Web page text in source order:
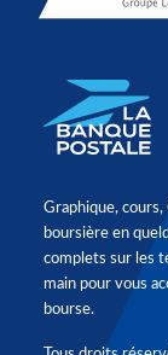
Graphique,
boursière en
complets sur les
main pour vous
bourse.